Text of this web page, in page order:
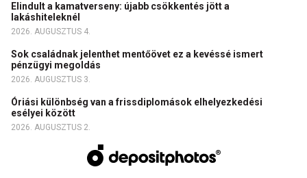
Elindult a kamatverseny: újabb csökkentés jött a
lakáshiteleknél
2026. AUGUSZTUS 4.
Sok családnak jelenthet mentőövet ez a kevéssé ismert
pénzügyi megoldás
2026. AUGUSZTUS 3.
Óriási különbség van a frissdiplomások elhelyezkedési
esélyei között
2026. AUGUSZTUS 2.